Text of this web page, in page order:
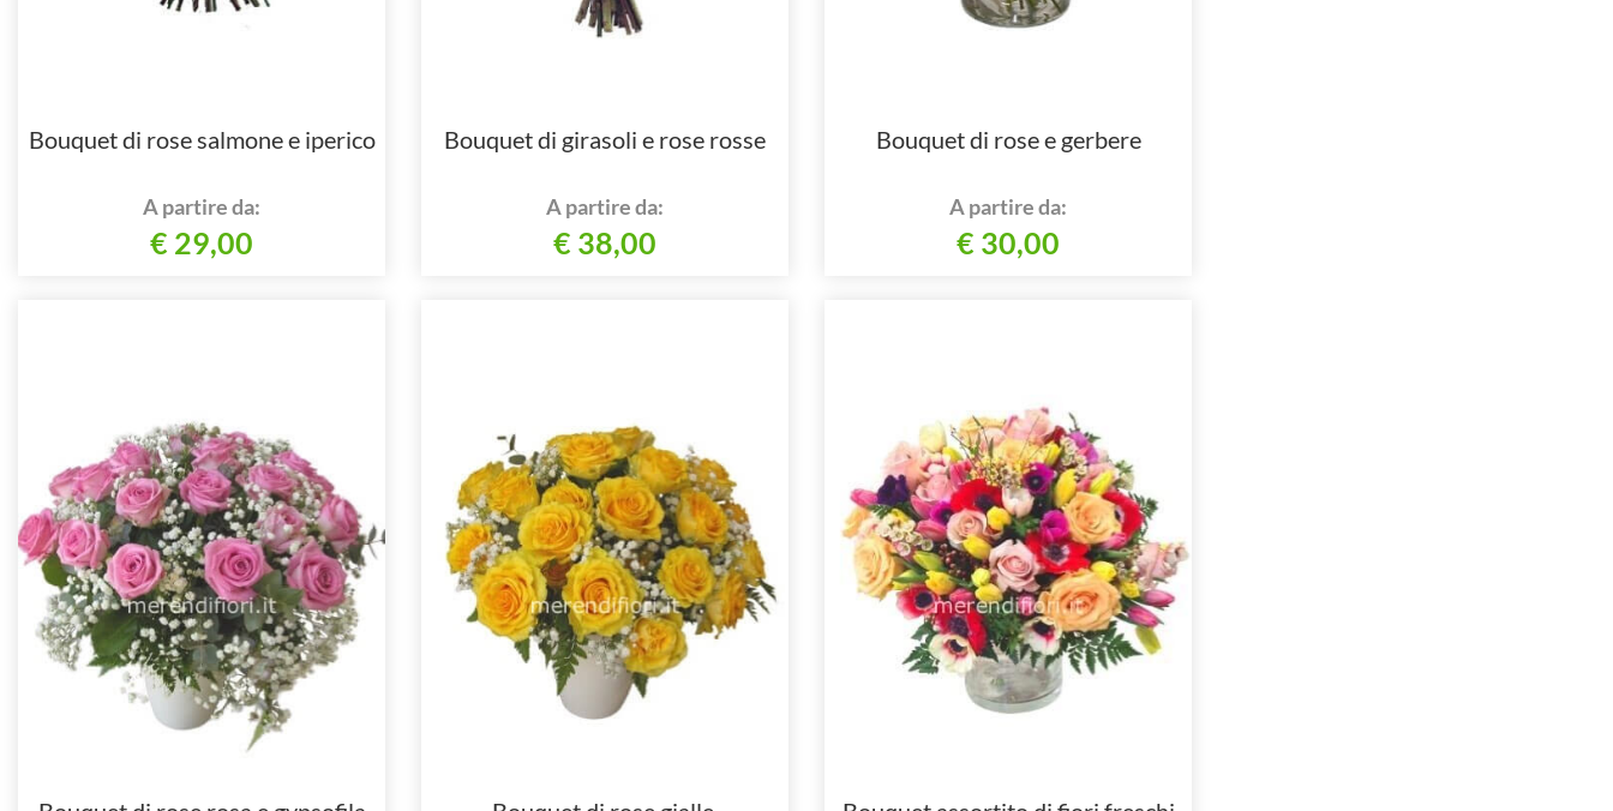
Bouquet di rose salmone e iperico
A partire da:
€ 29,00
Bouquet di girasoli e rose rosse
A partire da:
€ 38,00
Bouquet di rose e gerbere
A partire da:
€ 30,00